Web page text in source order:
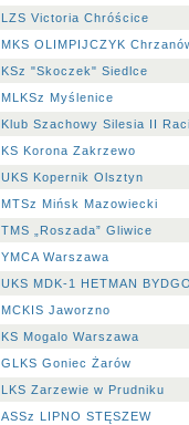
LZS Victoria Chróścice
MKS OLIMPIJCZYK
KSz "Skoczek" Siedlce
MLKSz Myślenice
Klub Szachowy Silesia II
KS Korona Zakrzewo
UKS Kopernik Olsztyn
MTSz Mińsk Mazowiecki
TMS „Roszada” Gliwice
YMCA Warszawa
UKS MDK-1 HETMAN
MCKIS Jaworzno
KS Mogalo Warszawa
GLKS Goniec Żarów
LKS Zarzewie w Prudniku
ASSz LIPNO STĘSZEW